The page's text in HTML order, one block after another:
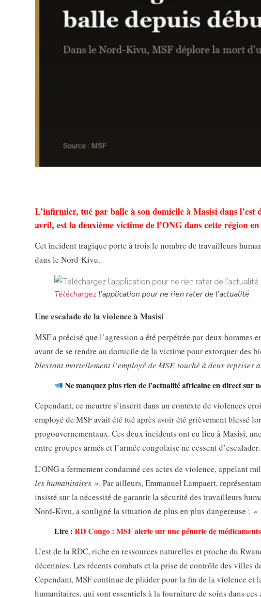
L’infirmier, tué par balle à son domicile à Masisi dans
avril, est la deuxième victime de l’ONG dans cette région
Cet incident tragique porte à trois le nombre de travailleurs
dans le Nord-Kivu.
Téléchargezl’application pour ne rien rater de l’actualité
Une escalade de la violence à Masisi
MSF a précisé que l’agression a été perpétrée par deux
avant de se rendre au domicile de la victime pour extorquer des
blessant mortellement l’employé de MSF, touché à deux reprises
Ne manquez plus rien de l’actualité africaine en direct sur
Cependant, ce meurtre s’inscrit dans un contexte de violences
employé de MSF avait été tué après avoir été grièvement blessé
progouvernementaux. Ces deux incidents ont eu lieu à Masisi,
entre groupes armés et l’armée congolaise ne cessent d’escalader.
L’ONG a fermement condamné ces actes de violence, appelant
les humanitaires ». Par ailleurs, Emmanuel Lampaert,
insisté sur la nécessité de garantir la sécurité des travailleurs
Nord-Kivu, a souligné la situation de plus en plus dangereuse : «
Lire : RD Congo : MSF alerte sur une pénurie de médicaments
L’est de la RDC, riche en ressources naturelles et proche du
décennies. Les récents combats et la prise de contrôle des villes
Cependant, MSF continue de plaider pour la fin de la violence
humanitaires, qui sont essentiels à la fourniture de soins dans ces